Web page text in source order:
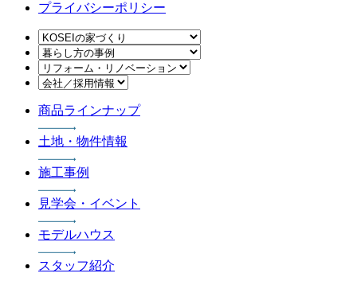
プライバシーポリシー
商品ラインナップ
土地・物件情報
施工事例
見学会・イベント
モデルハウス
スタッフ紹介